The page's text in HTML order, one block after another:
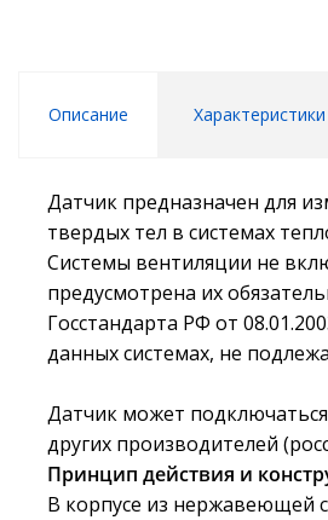
Описание Характеристики
Датчик предназначен для
твердых тел в системах
Cистемы вентиляции не
предусмотрена их
Госстандарта РФ от
данных системах, не
Датчик может
других производителей
Принцип действия и
В корпусе из нержавеющей